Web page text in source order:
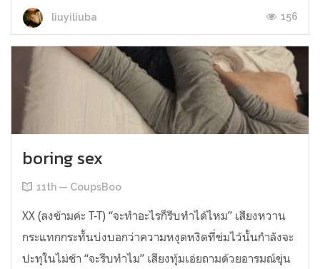
liuyiliuba 156
boring sex
11th — CoupsBoo
XX (ลงข้ามค่ะ T-T) “จะทำอะไรก็รีบทำได้ไหม” เสียงหวาน
กระแทกกระทั้นบ่งบอกว่าความหงุดหงิดที่ข่มไว้นั้นกำลังจะ
ปะทุในไม่ช้า “จะรีบทำไม” เสียงทุ้มเอ่ยถามด้วยอารมณ์ขุ่น